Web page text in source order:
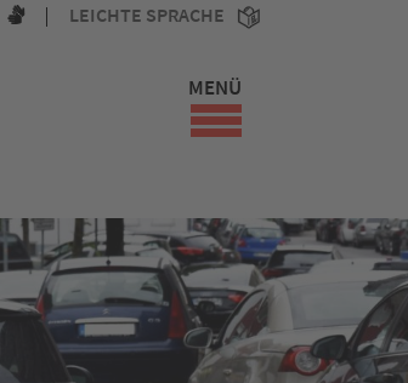
LEICHTE SPRACHE
MENÜ